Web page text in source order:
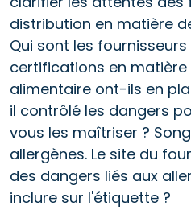
distribution en matière
Qui sont les
certifications en
alimentaire ont-ils en
il contrôlé les dangers
vous les maîtriser ?
allergènes. Le site du
des dangers liés aux
inclure sur l'étiquette ?